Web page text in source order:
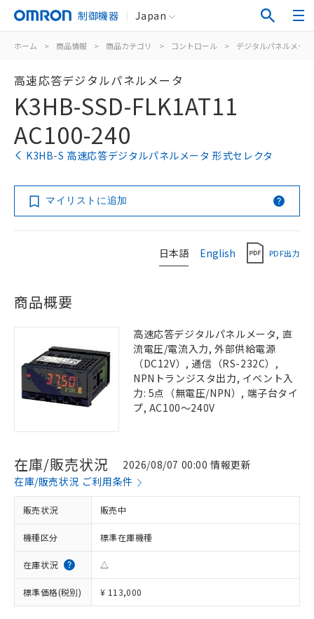
制御機器 Japan
ホーム > 商品情報 > 商品カテゴリ > コントロール > デジタルパネルメータ
高速応答デジタルパネルメータ
K3HB-SSD-FLK1AT11
AC100-240
K3HB-S 高速応答デジタルパネルメータ 形式セレクタ
マイリストに追加
日本語 English PDF出力
商品概要
高速応答デジタルパネルメータ, 直
流電圧/電流入力, 外部供給電源
（DC12V）, 通信（RS-232C）,
NPNトランジスタ出力, イベント入
力: 5点（無電圧/NPN）, 端子台タイ
プ, AC100～240V
在庫/販売状況
2026/08/07 00:00 情報更新
在庫/販売状況 ご利用条件
販売状況 販売中
機種区分 標準在庫機種
在庫状況 △
標準価格(税別) ¥ 113,000